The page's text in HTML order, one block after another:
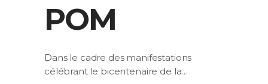
POM
Dans le cadre des manifestations
célébrant le bicentenaire de la…